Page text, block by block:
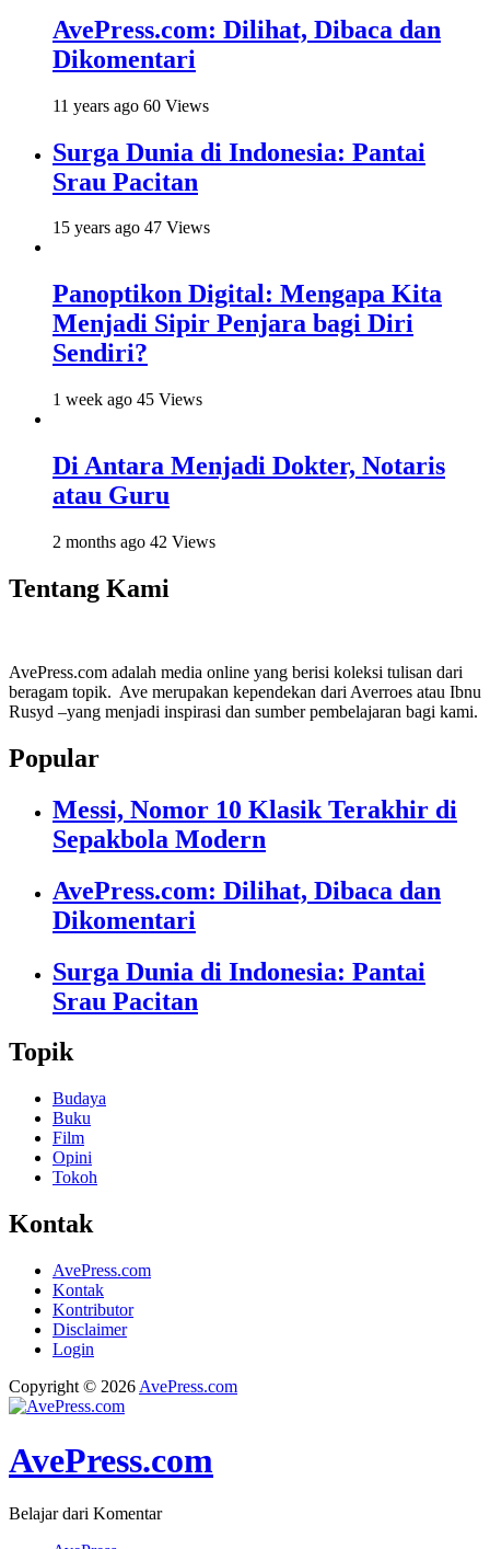
AvePress.com: Dilihat, Dibaca dan
Dikomentari
11 years ago 60 Views
Surga Dunia di Indonesia: Pantai
Srau Pacitan
15 years ago 47 Views
Panoptikon Digital: Mengapa Kita
Menjadi Sipir Penjara bagi Diri
Sendiri?
1 week ago 45 Views
Di Antara Menjadi Dokter, Notaris
atau Guru
2 months ago 42 Views
Tentang Kami
AvePress.com adalah media online yang berisi koleksi tulisan dari
beragam topik. Ave merupakan kependekan dari Averroes atau Ibnu
Rusyd –yang menjadi inspirasi dan sumber pembelajaran bagi kami.
Popular
Messi, Nomor 10 Klasik Terakhir di
Sepakbola Modern
AvePress.com: Dilihat, Dibaca dan
Dikomentari
Surga Dunia di Indonesia: Pantai
Srau Pacitan
Topik
Budaya
Buku
Film
Opini
Tokoh
Kontak
AvePress.com
Kontak
Kontributor
Disclaimer
Login
Copyright © 2026 AvePress.com
AvePress.com
Belajar dari Komentar